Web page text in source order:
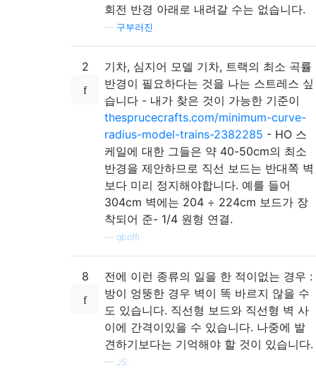
회전 반경 아래로 내려갈 수는 없습니다.
구부러진
2
기차, 심지어 모델 기차, 트랙의 최소 곡률
반경이 필요하다는 것을 나는 스트레스 싶
습니다 - 내가 찾은 것이 가능한 기준이
thesprucecrafts.com/minimum-curve-
radius-model-trains-2382285 - HO 스
케일에 대한 그들은 약 40-50cm의 최소
반경을 제안하므로 직선 보드는 반대쪽 벽
보다 미리 정지해야합니다. 예를 들어
304cm 벽에는 204 ÷ 224cm 보드가 장
착되어 준- 1/4 원형 연결.
gboffi
8
전에 이런 종류의 일을 한 적이없는 경우 :
방이 엉뚱한 경우 벽이 똑 바르지 않을 수
도 있습니다. 직선형 보드와 직선형 벽 사
이에 간격이있을 수 있습니다. 나중에 발
견하기보다는 기억해야 할 것이 있습니다.
— JS.